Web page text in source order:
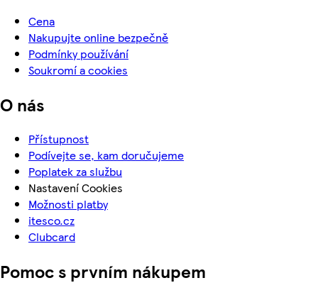
Cena
Nakupujte online bezpečně
Podmínky používání
Soukromí a cookies
O nás
Přístupnost
Podívejte se, kam doručujeme
Poplatek za službu
Nastavení Cookies
Možnosti platby
itesco.cz
Clubcard
Pomoc s prvním nákupem